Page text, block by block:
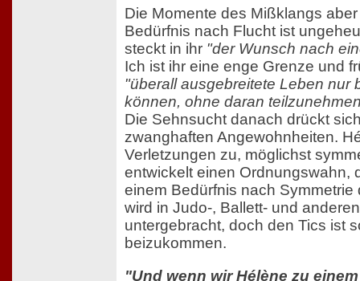
Die Momente des Mißklangs
Bedürfnis nach Flucht ist
steckt in ihr "der Wunsch nach
Ich ist ihr eine enge Grenze und
"überall ausgebreitete Leben nur
können, ohne daran
Die Sehnsucht danach drückt
zwanghaften Angewohnheiten.
Verletzungen zu, möglichst
entwickelt einen Ordnungswahn,
einem Bedürfnis nach Symmetrie
wird in Judo-, Ballett- und
untergebracht, doch den Tics ist
beizukommen.
"Und wenn wir Hélène zu